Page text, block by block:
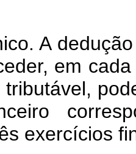
A
em
exercícios